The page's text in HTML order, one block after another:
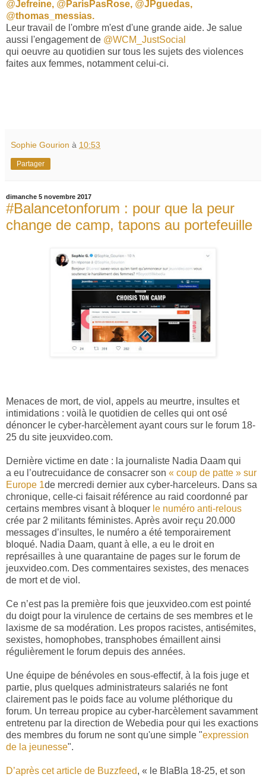
@Jefreine, @ ParisPasRose, @JPguedas,
@thomas_messias.
Leur travail de l'ombre m'est d'une grande aide. Je salue
aussi l'engagement de @WCM_JustSocial
qui oeuvre au quotidien sur tous les sujets des violences
faites aux femmes, notamment celui-ci.
Sophie Gourion à 10:53
Partager
dimanche 5 novembre 2017
#Balancetonforum : pour que la peur
change de camp, tapons au portefeuille
Menaces de mort, de viol, appels au meurtre, insultes et
intimidations : voilà le quotidien de celles qui ont osé
dénoncer le cyber-harcèlement ayant cours sur le forum 18-
25 du site jeuxvideo.com.
Dernière victime en date : la journaliste Nadia Daam qui
a eu l’outrecuidance de consacrer son « coup de patte » sur
Europe 1de mercredi dernier aux cyber-harceleurs. Dans sa
chronique, celle-ci faisait référence au raid coordonné par
certains membres visant à bloquer le numéro anti-relous
crée par 2 militants féministes. Après avoir reçu 20.000
messages d’insultes, le numéro a été temporairement
bloqué. Nadia Daam, quant à elle, a eu le droit en
représailles à une quarantaine de pages sur le forum de
jeuxvideo.com. Des commentaires sexistes, des menaces
de mort et de viol.
Ce n’est pas la première fois que jeuxvideo.com est pointé
du doigt pour la virulence de certains de ses membres et le
laxisme de sa modération. Les propos racistes, antisémites,
sexistes, homophobes, transphobes émaillent ainsi
régulièrement le forum depuis des années.
Une équipe de bénévoles en sous-effectif, à la fois juge et
partie, plus quelques administrateurs salariés ne font
clairement pas le poids face au volume pléthorique du
forum. Un terreau propice au cyber-harcèlement savamment
entretenu par la direction de Webedia pour qui les exactions
des membres du forum ne sont qu'une simple "expression
de la jeunesse".
D’après cet article de Buzzfeed, « le BlaBla 18-25, et son